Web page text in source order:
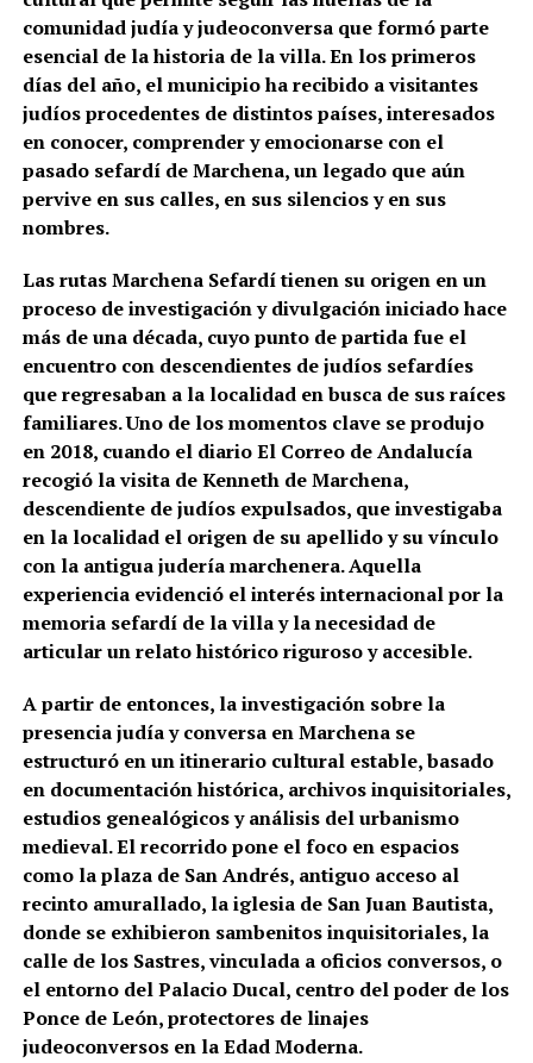
comunidad judía y judeoconversa que formó parte
esencial de la historia de la villa. En los primeros
días del año, el municipio ha recibido a visitantes
judíos procedentes de distintos países, interesados
en conocer, comprender y emocionarse con el
pasado sefardí de Marchena, un legado que aún
pervive en sus calles, en sus silencios y en sus
nombres.
Las rutas Marchena Sefardí tienen su origen en un
proceso de investigación y divulgación iniciado hace
más de una década, cuyo punto de partida fue el
encuentro con descendientes de judíos sefardíes
que regresaban a la localidad en busca de sus raíces
familiares. Uno de los momentos clave se produjo
en 2018, cuando el diarioEl Correo de Andalucía
recogió la visita de Kenneth de Marchena,
descendiente de judíos expulsados, que investigaba
en la localidad el origen de su apellido y su vínculo
con la antigua judería marchenera. Aquella
experiencia evidenció el interés internacional por la
memoria sefardí de la villa y la necesidad de
articular un relato histórico riguroso y accesible.
A partir de entonces, la investigación sobre la
presencia judía y conversa en Marchena se
estructuró en un itinerario cultural estable, basado
en documentación histórica, archivos inquisitoriales,
estudios genealógicos y análisis del urbanismo
medieval. El recorrido pone el foco en espacios
como la plaza de San Andrés, antiguo acceso al
recinto amurallado, la iglesia de San Juan Bautista,
donde se exhibieron sambenitos inquisitoriales, la
calle de los Sastres, vinculada a oficios conversos, o
el entorno del Palacio Ducal, centro del poder de los
Ponce de León, protectores de linajes
judeoconversos en la Edad Moderna.